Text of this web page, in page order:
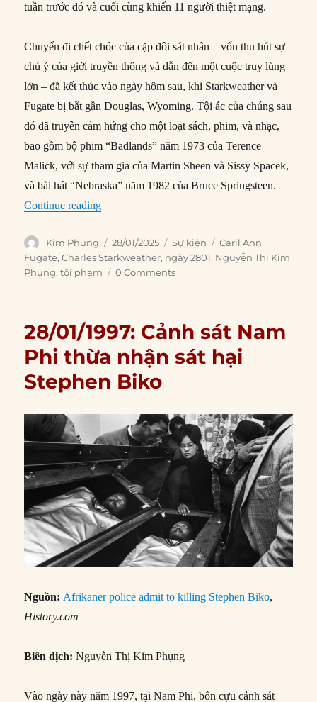
tuần trước đó và cuối cùng khiến 11 người thiệt mạng.
Chuyến đi chết chóc của cặp đôi sát nhân – vốn thu hút sự
chú ý của giới truyền thông và dẫn đến một cuộc truy lùng
lớn – đã kết thúc vào ngày hôm sau, khi Starkweather và
Fugate bị bắt gần Douglas, Wyoming. Tội ác của chúng sau
đó đã truyền cảm hứng cho một loạt sách, phim, và nhạc,
bao gồm bộ phim “Badlands” năm 1973 của Terence
Malick, với sự tham gia của Martin Sheen và Sissy Spacek,
và bài hát “Nebraska” năm 1982 của Bruce Springsteen.
Continue reading“28/01/1958: Cặp đôi tuổi teen trở thành sát
Author
Kim Phụng
Posted
on
28/01/2025 Categories
Sự kiện Tags
Caril Ann
Fugate,Charles Starkweather, ngày 2801, Nguyễn Thị Kim
Phụng,tội phạm 0 Comments
28/01/1997: Cảnh sát Nam
Phi thừa nhận sát hại
Stephen Biko
Nguồn: Afrikaner police admit to killing Stephen Biko,
History.com
Biên dịch: Nguyễn Thị Kim Phụng
Vào ngày này năm 1997, tại Nam Phi, bốn cựu cảnh sát